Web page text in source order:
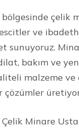
çelik
ve
sunuyoruz.
bakım ve
malzeme
çözümler
Minare